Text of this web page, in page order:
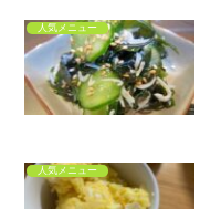
人気メニュー
人気メニュー